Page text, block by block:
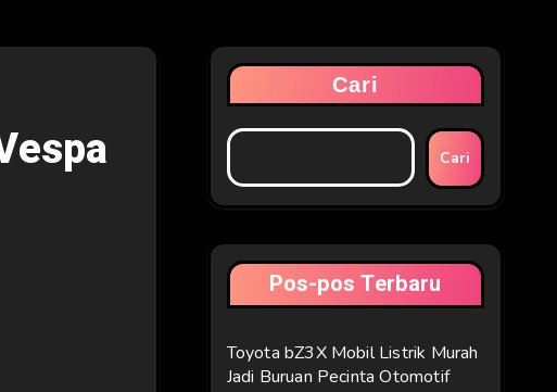
Cari
Cari
Pos-pos Terbaru
Toyota bZ3X Mobil Listrik Murah
Jadi Buruan Pecinta Otomotif